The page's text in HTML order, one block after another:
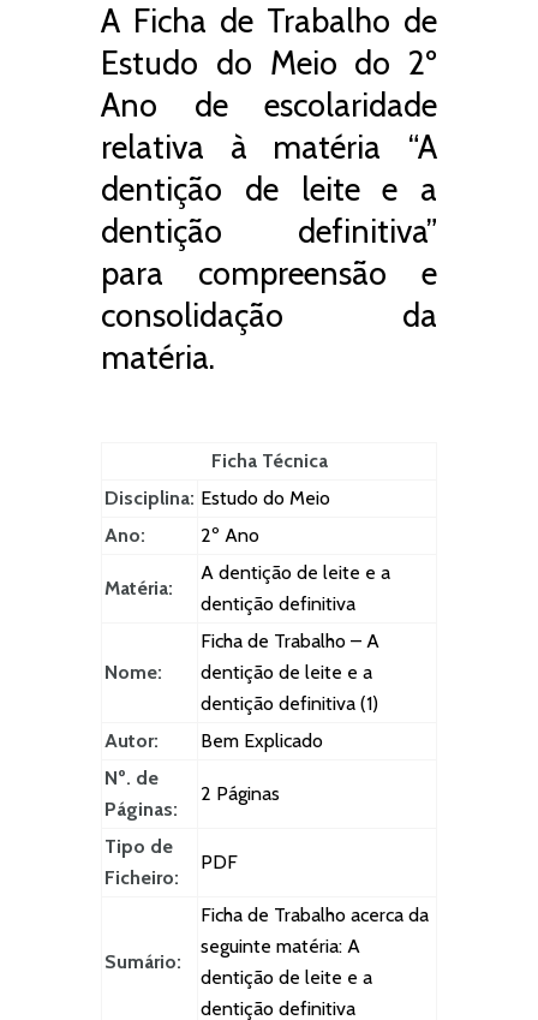
A Ficha de Trabalho de
Estudo do Meio do 2º
Ano de escolaridade
relativa à matéria “A
dentição de leite e a
dentição definitiva”
para compreensão e
consolidação da
matéria.
Ficha Técnica
Disciplina: Estudo do Meio
Ano:
2º Ano
Matéria:
A dentição de leite e a
dentição definitiva
Nome:
Ficha de Trabalho – A
dentição de leite e a
dentição definitiva (1)
Autor:
Bem Explicado
Nº. de
Páginas:
2 Páginas
Tipo de
Ficheiro:
PDF
Sumário:
Ficha de Trabalho acerca da
seguinte matéria: A
dentição de leite e a
dentição definitiva